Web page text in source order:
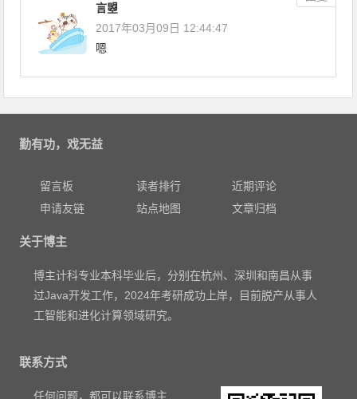
言曌
2017年03月09日 12:44:47
嗯
勤有功，戏无益
留言板 读者排行
近期评论
申请友链
站点地图 文章归档
关于博主
博主计科专业本科毕业后，分别在杭州、深圳和南昌从事
过Java开发工作，2024年考研成功上岸，目前脱产从事人
工智能和进化计算领域研究。
联系方式
任何问题，都可以联系博主